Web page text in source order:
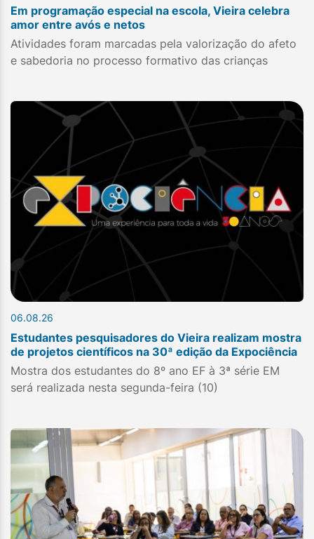
Em programação especial na escola, Vieira celebra
amor entre avós e netos
Atividades foram marcadas pela valorização do afeto
e sabedoria no processo formativo das crianças
06.08.26
Estudantes pesquisadores do Vieira realizam mostra
de projetos científicos na 30ª edição da Expociência
Mostra dos estudantes do 8º ano EF à 3ª série EM
será realizada nesta segunda-feira (10)